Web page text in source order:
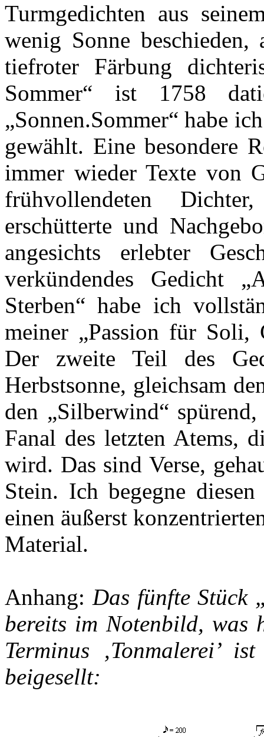
Turmgedichten aus
wenig Sonne
tiefroter Färbung
Sommer“ ist 1758
„Sonnen.Sommer“ habe
gewählt. Eine besondere
immer wieder Texte von
frühvollendeten
erschütterte und
angesichts erlebter
verkündendes Gedicht
Sterben“ habe ich
meiner „Passion für Soli,
Der zweite Teil des
Herbstsonne, gleichsam
den „Silberwind“
Fanal des letzten Atems,
wird. Das sind Verse,
Stein. Ich begegne
einen äußerst
Material.
Anhang: Das fünfte Stück
bereits im Notenbild, was
Terminus ‚Tonmalerei’
beigesellt: